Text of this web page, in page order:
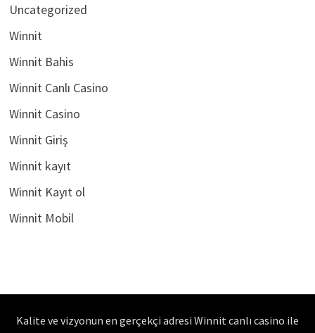
Uncategorized
Winnit
Winnit Bahis
Winnit Canlı Casino
Winnit Casino
Winnit Giriş
Winnit kayıt
Winnit Kayıt ol
Winnit Mobil
Kalite ve vizyonun en gerçekçi adresi Winnit canlı casino ile